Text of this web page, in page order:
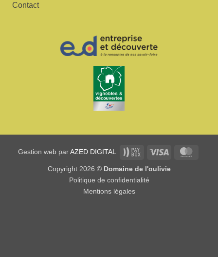
Contact
Gestion web parAZED DIGITAL Paybox Visa
Copyright 2026 © Domaine de l'oulivie
Politique de confidentialité
Mentions légales